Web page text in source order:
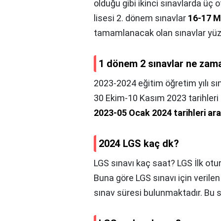
olduğu gibi ikinci sınavlarda üç
lisesi 2. dönem sınavlar 16-17
tamamlanacak olan sınavlar
1 dönem 2 sınavlar ne
2023-2024 eğitim öğretim yılı
30 Ekim-10 Kasım 2023 tarihleri
2023-05 Ocak 2024 tarihleri
2024 LGS kaç dk?
LGS sınavı kaç saat? LGS İlk
Buna göre LGS sınavı için
sınav süresi bulunmaktadır.